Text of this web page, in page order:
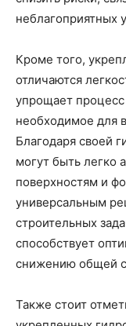
неблагоприятных
Кроме того,
отличаются
упрощает
необходимое для
Благодаря своей
могут быть легко
поверхностям и
универсальным
строительных
способствует
снижению общей
Также стоит